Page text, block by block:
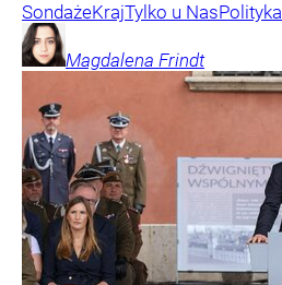
SondażeKrajTylko u NasPolityka
Magdalena Frindt